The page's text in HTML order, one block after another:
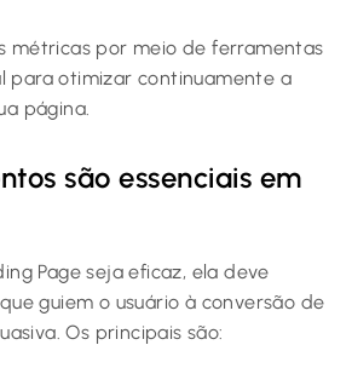
métricas por meio de ferramentas
para otimizar continuamente a
página.
são essenciais em
Page seja eficaz, ela deve
guiem o usuário à conversão de
Os principais são: